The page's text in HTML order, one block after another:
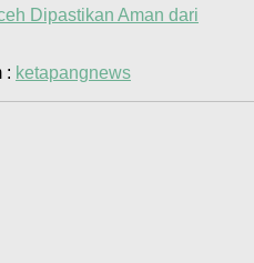
Dipastikan Aman dari
: ketapangnews